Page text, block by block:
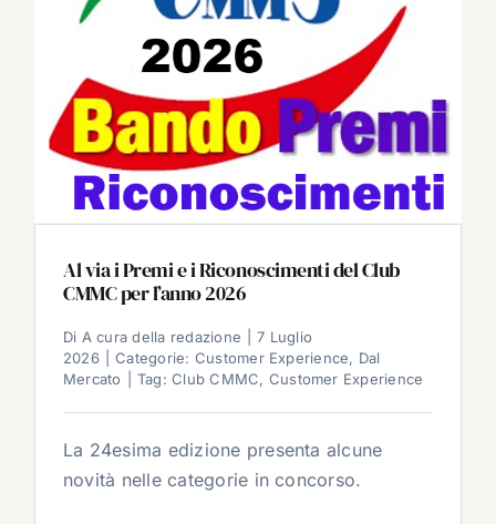
Al via i Premi e i Riconoscimenti del Club
CMMC per l’anno 2026
Di A cura della redazione
7 Luglio
2026
Categorie: Customer Experience, Dal
Mercato
Tag:Club CMMC, Customer Experience
La 24esima edizione presenta alcune
novità nelle categorie in concorso.